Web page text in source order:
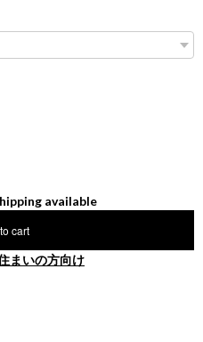
available
cart
まいの方向け